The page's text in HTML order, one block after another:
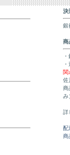
決
銀
商
関
佐
商
み
詳
配
商